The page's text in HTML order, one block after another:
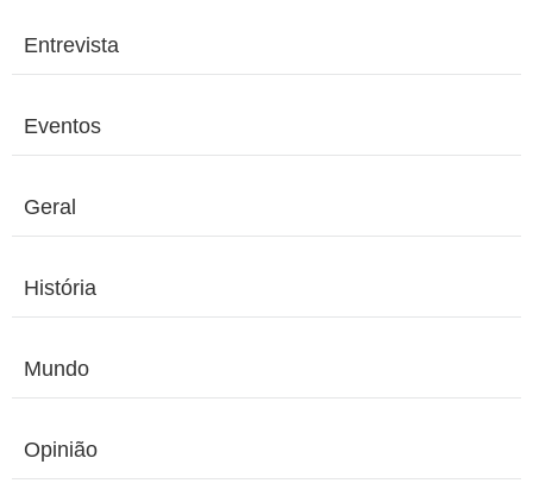
Entrevista
Eventos
Geral
História
Mundo
Opinião